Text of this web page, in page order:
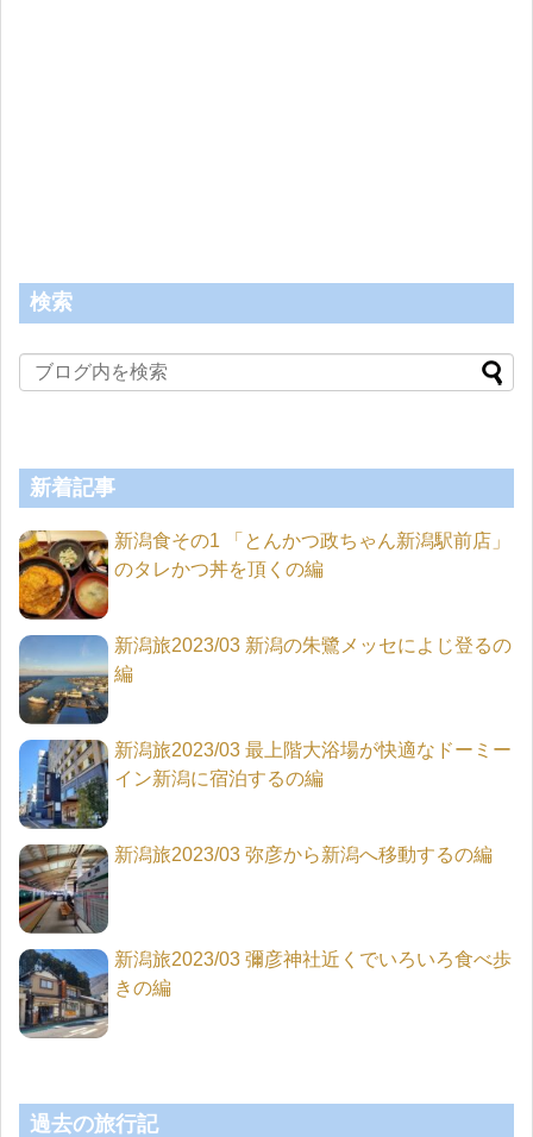
検索
新着記事
新潟食その1 「とんかつ政ちゃん新潟駅前店」
のタレかつ丼を頂くの編
新潟旅2023/03 新潟の朱鷺メッセによじ登るの
編
新潟旅2023/03 最上階大浴場が快適なドーミー
イン新潟に宿泊するの編
新潟旅2023/03 弥彦から新潟へ移動するの編
新潟旅2023/03 彌彦神社近くでいろいろ食べ歩
きの編
過去の旅行記